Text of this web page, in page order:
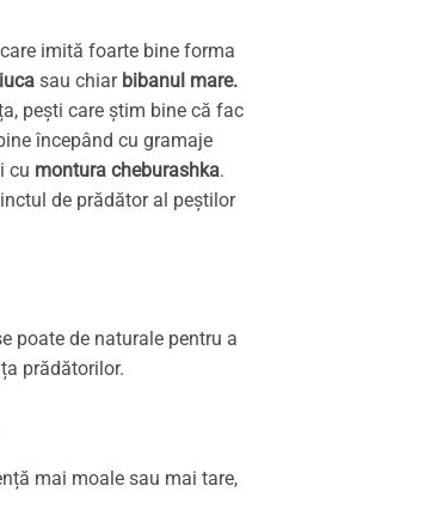
imită foarte bine forma
sau chiarbibanul mare.
pești care știm bine că fac
începând cu gramaje
cu montura cheburashka.
de prădător al peștilor
poate de naturale pentru a
prădătorilor.
mai moale sau mai tare,